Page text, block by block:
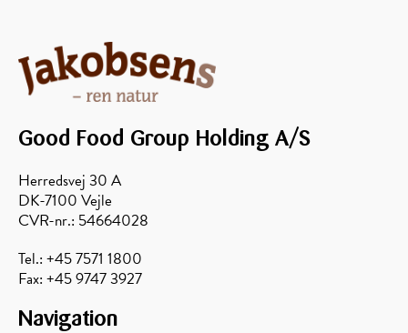
Good Food Group Holding A/S
Herredsvej 30 A
DK-7100 Vejle
CVR-nr.: 54664028
Tel.: +45 7571 1800
Fax: +45 9747 3927
Navigation